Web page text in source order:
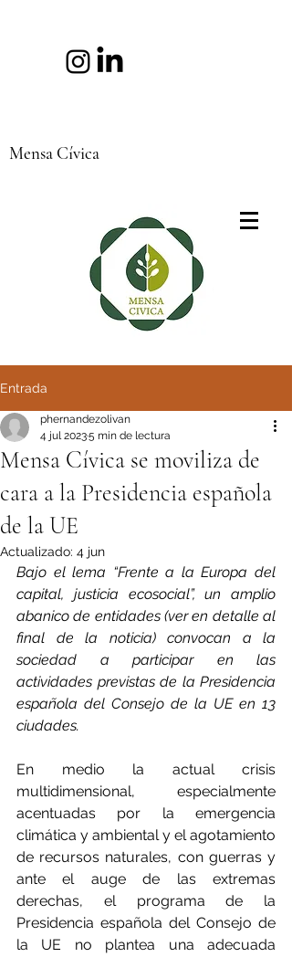
Mensa Cívica
Entrada
Mensa Cívica se moviliza de
cara a la Presidencia española
de la UE
phernandezolivan
4 jul 20235 min de lectura
Actualizado: 4 jun
Bajo el lema “Frente a la Europa del
capital, justicia ecosocial”, un amplio
abanico de entidades (ver en detalle al
final de la noticia) convocan a la
sociedad a participar en las
actividades previstas de la Presidencia
española del Consejo de la UE en 13
ciudades.
En medio la actual crisis
multidimensional, especialmente
acentuadas por la emergencia
climática y ambiental y el agotamiento
de recursos naturales, con guerras y
ante el auge de las extremas
derechas, el programa de la
Presidencia española del Consejo de
la UE no plantea una adecuada